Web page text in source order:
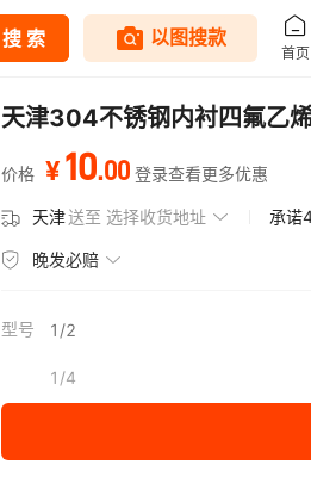
天津304不锈钢内衬四氟乙
价格 ¥10.00 登录查看更多优惠
天津送至 选择收货地址 承诺
晚发必赔
型号 1/2
1/4